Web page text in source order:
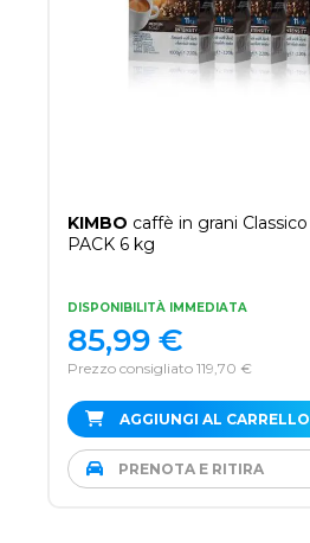
KIMBO caffè in grani Classico
PACK 6 kg
DISPONIBILITÀ IMMEDIATA
Prezzo consigliato 119,70 €
85,99 €
AGGIUNGI AL CARRELLO
PRENOTA E RITIRA